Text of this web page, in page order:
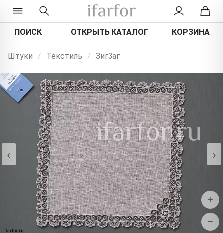
ПОИСК ОТКРЫТЬ КАТАЛОГ КОРЗИНА
Штуки / Текстиль / ЗигЗаг
‹ ›
+
−